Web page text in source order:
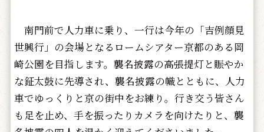
南門前で人力車に乗り、一行は今年の「吉例顔見
世興行」の会場となるロームシアター京都のある岡
崎公園を目指します。襲名披露の高張提灯と賑やか
な鉦太鼓に先導され、襲名披露の幟とともに、人力
車でゆっくりと京の街中をお練り。行き交う皆さん
も足を止め、手を振ったりカメラを向けたりと、襲